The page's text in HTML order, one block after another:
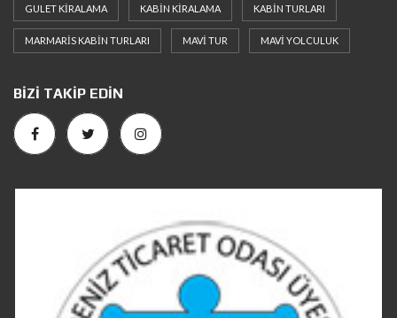
GULET KIRALAMA KABIN KIRALAMA KABIN TURLARI
MARMARIS KABIN TURLARI MAVI TUR MAVI YOLCULUK
BIZI TAKIP EDIN